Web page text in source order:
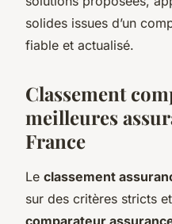
solides issues d’un
fiable et actualisé.
Classement
meilleures
France
Le classement
sur des critères stricts
comparateur